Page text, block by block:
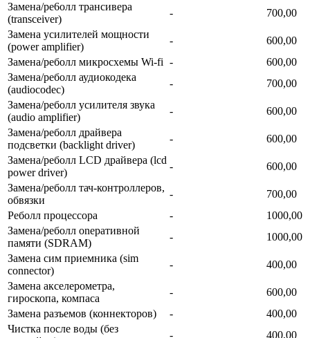
Замена/ре6олл трансивера
(transceiver)
-
700,00
Замена усилителей мощности
(power amplifier)
-
600,00
Замена/реболл микросхемы Wi-fi -
600,00
Замена/реболл аудиокодека
(audiocodec)
-
700,00
Замена/реболл усилителя звука
(audio amplifier)
-
600,00
Замена/реболл драйвера
подсветки (backlight driver)
-
600,00
Замена/реболл LCD драйвера (lcd
power driver)
-
600,00
Замена/реболл тач-контроллеров,
обвязки
-
700,00
Реболл процессора
-
1000,00
Замена/реболл onepaтивной
памяти (SDRAM)
-
1000,00
Замена сим приемника (sim
connector)
-
400,00
Замена акселерометра,
гироскопа, компаса
-
600,00
Замена разъемов (коннекторов)
-
400,00
Чистка после воды (без
- 400,00